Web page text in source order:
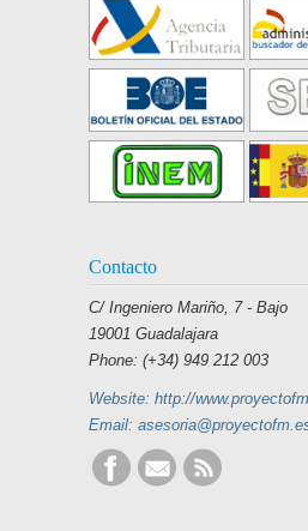
Contacto
C/ Ingeniero Mariño, 7 - Bajo
19001 Guadalajara
Phone: (+34) 949 212 003
Website: http://
Email: